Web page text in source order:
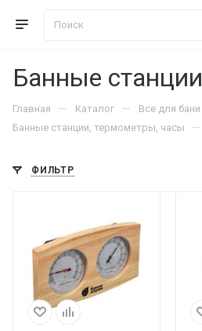
Банные станции
Главная — Каталог — Все для бани
Банные станции, термометры, часы —
ФИЛЬТР